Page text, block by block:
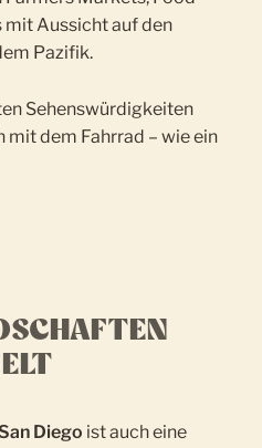
mit Aussicht auf den
Pazifik.
Sehenswürdigkeiten
mit dem Fahrrad – wie ein
Diego ist auch eine